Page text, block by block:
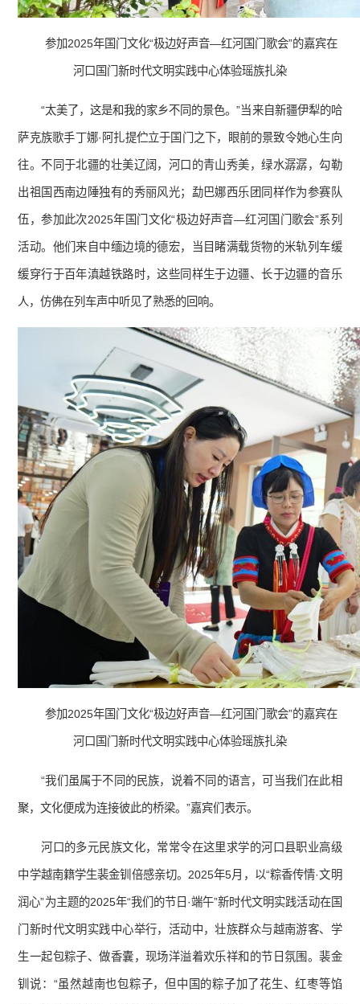
参加2025年国门文化“极边好声音—红河国门歌会”的嘉宾在
河口国门新时代文明实践中心体验瑶族扎染
“太美了，这是和我的家乡不同的景色。”当来自新疆伊犁的哈
萨克族歌手丁娜·阿扎提伫立于国门之下，眼前的景致令她心生向
往。不同于北疆的壮美辽阔，河口的青山秀美，绿水潺潺，勾勒
出祖国西南边陲独有的秀丽风光；勐巴娜西乐团同样作为参赛队
伍，参加此次2025年国门文化“极边好声音—红河国门歌会”系列
活动。他们来自中缅边境的德宏，当目睹满载货物的米轨列车缓
缓穿行于百年滇越铁路时，这些同样生于边疆、长于边疆的音乐
人，仿佛在列车声中听见了熟悉的回响。
参加2025年国门文化“极边好声音—红河国门歌会”的嘉宾在
河口国门新时代文明实践中心体验瑶族扎染
“我们虽属于不同的民族，说着不同的语言，可当我们在此相
聚，文化便成为连接彼此的桥梁。”嘉宾们表示。
河口的多元民族文化，常常令在这里求学的河口县职业高级
中学越南籍学生裴金钏倍感亲切。2025年5月，以“粽香传情·文明
润心”为主题的2025年“我们的节日·端午”新时代文明实践活动在国
门新时代文明实践中心举行，活动中，壮族群众与越南游客、学
生一起包粽子、做香囊，现场洋溢着欢乐祥和的节日氛围。裴金
钏说：“虽然越南也包粽子，但中国的粽子加了花生、红枣等馅